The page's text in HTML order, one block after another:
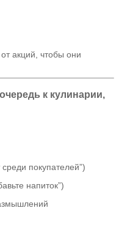
акций, чтобы они
к кулинарии,
покупателей”)
напиток”)